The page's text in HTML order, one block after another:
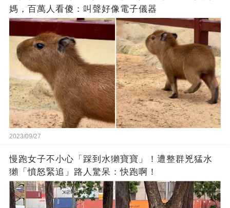
媽，百萬人看傻：叫聲好像電子儀器
2023/09/27
慢跑女子不小心「踩到水獺寶寶」！遭整群兇猛水
獺「憤怒緊追」路人驚呆：快跑啊！